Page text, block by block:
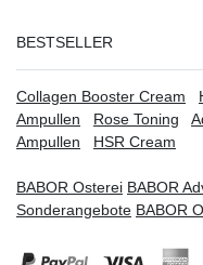
BESTSELLER
Collagen Booster Cream
Ampullen
Rose Toning
Ampullen
HSR Cream
BABOR Osterei BABOR
Sonderangebote BABOR